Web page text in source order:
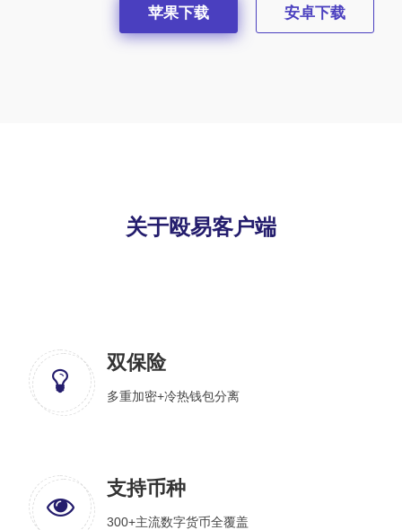
苹果下载 安卓下载
关于殴易客户端
双保险
多重加密+冷热钱包分离
支持币种
300+主流数字货币全覆盖